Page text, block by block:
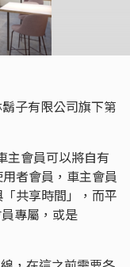
子有限公司旗下第
主會員可以將自有
者會員，車主會員
共享時間」，而平
專屬，或是